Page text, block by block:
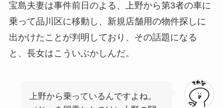
宝島夫妻は事件前日のよる、上野から第3者の車に
乗って品川区に移動し、新規店舗用の物件探しに
出かけたことが判明しており、その話題になる
と、長女はこういぶかしんだ。
上野から乗っているんですよね。